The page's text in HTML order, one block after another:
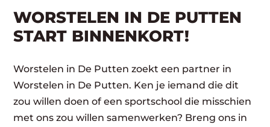
WORSTELEN IN DE PUTTEN
START BINNENKORT!
Worstelen in De Putten zoekt een partner in
Worstelen in De Putten. Ken je iemand die dit
zou willen doen of een sportschool die misschien
met ons zou willen samenwerken? Breng ons in